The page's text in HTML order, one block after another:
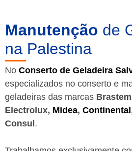
Manutenção de
na Palestina
No Conserto de Geladeira
especializados no conserto e
geladeiras das marcas
Electrolux, Midea, Continental
Consul.